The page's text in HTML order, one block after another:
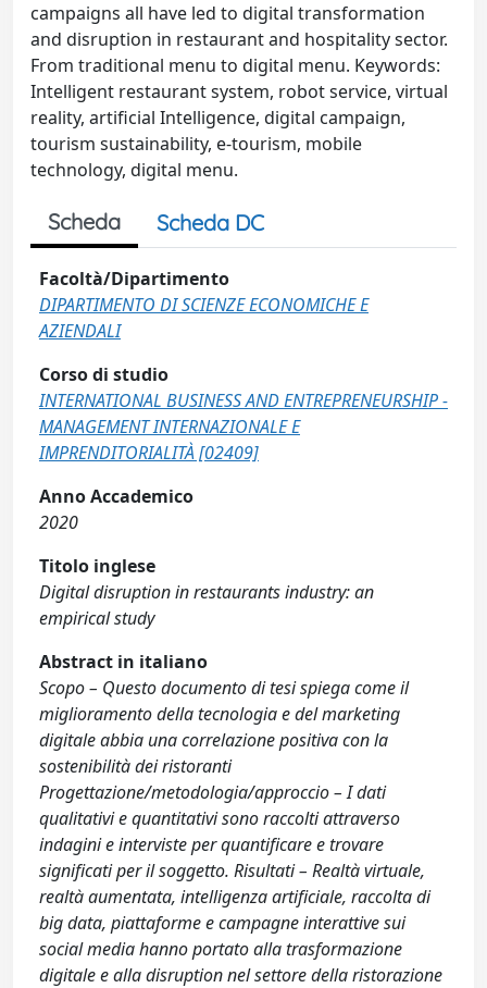
campaigns all have led to digital transformation
and disruption in restaurant and hospitality sector.
From traditional menu to digital menu. Keywords:
Intelligent restaurant system, robot service, virtual
reality, artificial Intelligence, digital campaign,
tourism sustainability, e-tourism, mobile
technology, digital menu.
Scheda Scheda DC
Facoltà/Dipartimento
DIPARTIMENTO DI SCIENZE ECONOMICHE E
AZIENDALI
Corso di studio
INTERNATIONAL BUSINESS AND ENTREPRENEURSHIP -
MANAGEMENT INTERNAZIONALE E
IMPRENDITORIALITÀ [02409]
Anno Accademico
2020
Titolo inglese
Digital disruption in restaurants industry: an
empirical study
Abstract in italiano
Scopo – Questo documento di tesi spiega come il
miglioramento della tecnologia e del marketing
digitale abbia una correlazione positiva con la
sostenibilità dei ristoranti
Progettazione/metodologia/approccio – I dati
qualitativi e quantitativi sono raccolti attraverso
indagini e interviste per quantificare e trovare
significati per il soggetto. Risultati – Realtà virtuale,
realtà aumentata, intelligenza artificiale, raccolta di
big data, piattaforme e campagne interattive sui
social media hanno portato alla trasformazione
digitale e alla disruption nel settore della ristorazione